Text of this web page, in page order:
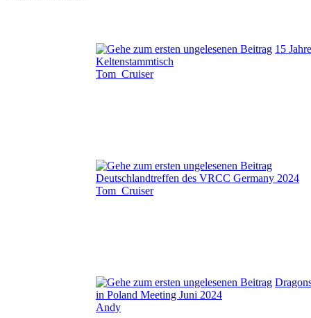
15 Jahre
Keltenstammtisch
Tom_Cruiser
Deutschlandtreffen des VRCC Germany 2024
Tom_Cruiser
in Poland Meeting Juni 2024
Andy